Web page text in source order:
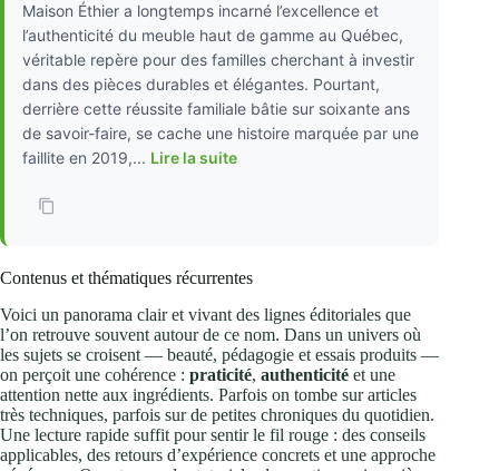
Maison Éthier a longtemps incarné l’excellence et
l’authenticité du meuble haut de gamme au Québec,
véritable repère pour des familles cherchant à investir
dans des pièces durables et élégantes. Pourtant,
derrière cette réussite familiale bâtie sur soixante ans
de savoir-faire, se cache une histoire marquée par une
faillite en 2019,... Lire la suite
Contenus et thématiques récurrentes
Voici un panorama clair et vivant des lignes éditoriales que
l’on retrouve souvent autour de ce nom. Dans un univers où
les sujets se croisent — beauté, pédagogie et essais produits —
on perçoit une cohérence : praticité, authenticité et une
attention nette aux ingrédients. Parfois on tombe sur articles
très techniques, parfois sur de petites chroniques du quotidien.
Une lecture rapide suffit pour sentir le fil rouge : des conseils
applicables, des retours d’expérience concrets et une approche